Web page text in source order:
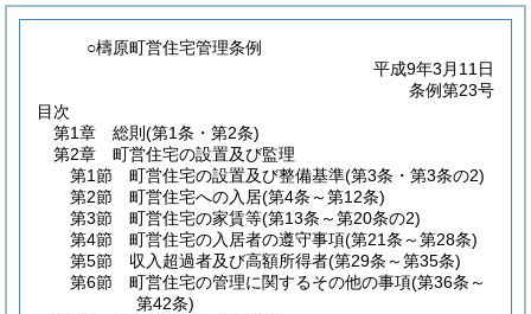
○檮原町営住宅管理条例
平成9年3月11日
条例第23号
目次
第1章
総則 (第1条・第2条)
第2章
町営住宅の設置及び監理
第1節
町営住宅の設置及び整備基準(第3条・第3条の2)
第2節
町営住宅への入居(第4条～第12条)
第3節
町営住宅の家賃等(第13条～第20条の2)
第4節
町営住宅の入居者の遵守事項(第21条～第28条)
第5節
収入超過者及び高額所得者(第29条～第35条)
第6節
町営住宅の管理に関するその他の事項(第36条～
第42条)